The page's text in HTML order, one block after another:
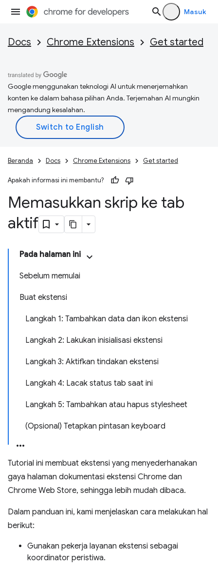
Masuk
Docs Chrome Extensions Get started
Google menggunakan teknologi AI untuk menerjemahkan
konten ke dalam bahasa pilihan Anda. Terjemahan AI mungkin
mengandung kesalahan.
Beranda Docs Chrome Extensions Get started
Apakah informasi ini membantu?
Memasukkan skrip ke tab
aktif
Pada halaman ini
Sebelum memulai
Buat ekstensi
Langkah 1: Tambahkan data dan ikon ekstensi
Langkah 2: Lakukan inisialisasi ekstensi
Langkah 3: Aktifkan tindakan ekstensi
Langkah 4: Lacak status tab saat ini
Langkah 5: Tambahkan atau hapus stylesheet
(Opsional) Tetapkan pintasan keyboard
Tutorial ini membuat ekstensi yang menyederhanakan
gaya halaman dokumentasi ekstensi Chrome dan
Chrome Web Store, sehingga lebih mudah dibaca.
Dalam panduan ini, kami menjelaskan cara melakukan hal
berikut:
Gunakan pekerja layanan ekstensi sebagai
koordinator peristiwa.